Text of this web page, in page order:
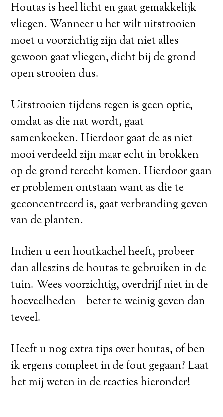
Houtas is heel licht en gaat gemakkelijk
vliegen. Wanneer u het wilt uitstrooien
moet u voorzichtig zijn dat niet alles
gewoon gaat vliegen, dicht bij de grond
open strooien dus.
Uitstrooien tijdens regen is geen optie,
omdat as die nat wordt, gaat
samenkoeken. Hierdoor gaat de as niet
mooi verdeeld zijn maar echt in brokken
op de grond terecht komen. Hierdoor gaan
er problemen ontstaan want as die te
geconcentreerd is, gaat verbranding geven
van de planten.
Indien u een houtkachel heeft, probeer
dan alleszins de houtas te gebruiken in de
tuin. Wees voorzichtig, overdrijf niet in de
hoeveelheden – beter te weinig geven dan
teveel.
Heeft u nog extra tips over houtas, of ben
ik ergens compleet in de fout gegaan? Laat
het mij weten in de reacties hieronder!